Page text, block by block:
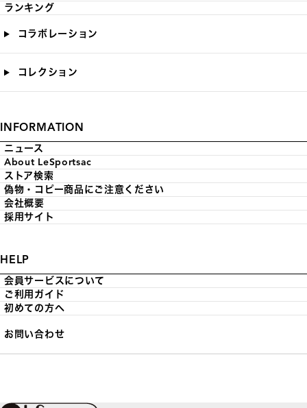
ランキング
コラボレーション
コレクション
INFORMATION
ニュース
About LeSportsac
ストア検索
偽物・コピー商品にご注意ください
会社概要
採用サイト
HELP
会員サービスについて
ご利用ガイド
初めての方へ
お問い合わせ